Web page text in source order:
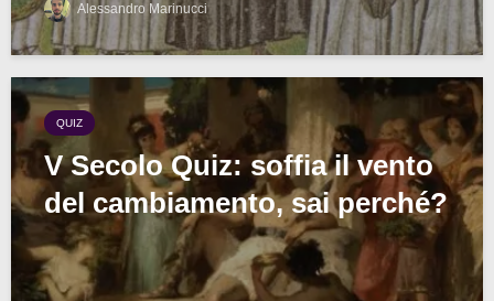
Alessandro Marinucci
QUIZ
V Secolo Quiz: soffia il vento
del cambiamento, sai perché?